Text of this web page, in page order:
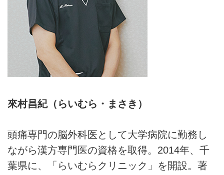
來村昌紀（らいむら・まさき）
頭痛専門の脳外科医として大学病院に勤務し
ながら漢方専門医の資格を取得。2014年、千
葉県に、「らいむらクリニック」を開設。著